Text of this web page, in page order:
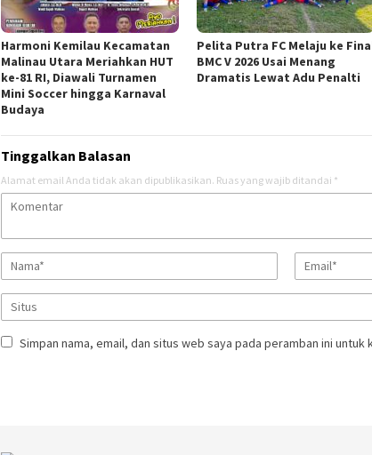
Harmoni Kemilau Kecamatan
Malinau Utara Meriahkan HUT
ke-81 RI, Diawali Turnamen
Mini Soccer hingga Karnaval
Budaya
Pelita Putra FC Melaju ke
BMC V 2026 Usai Menang
Dramatis Lewat Adu Penalti
Tinggalkan Balasan
Alamat email Anda tidak akan dipublikasikan. Ruas yang wajib ditandai *
Simpan nama, email, dan situs web saya pada peramban ini